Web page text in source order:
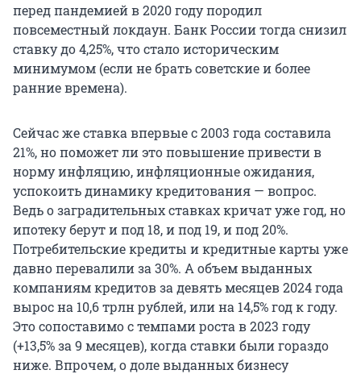
перед пандемией в 2020 году породил
повсеместный локдаун. Банк России тогда снизил
ставку до 4,25%, что стало историческим
минимумом (если не брать советские и более
ранние времена).
Сейчас же ставка впервые с 2003 года составила
21%, но поможет ли это повышение привести в
норму инфляцию, инфляционные ожидания,
успокоить динамику кредитования — вопрос.
Ведь о заградительных ставках кричат уже год, но
ипотеку берут и под 18, и под 19, и под 20%.
Потребительские кредиты и кредитные карты уже
давно перевалили за 30%. А объем выданных
компаниям кредитов за девять месяцев 2024 года
вырос на 10,6 трлн рублей, или на 14,5% год к году.
Это сопоставимо с темпами роста в 2023 году
(+13,5% за 9 месяцев), когда ставки были гораздо
ниже. Впрочем, о доле выданных бизнесу